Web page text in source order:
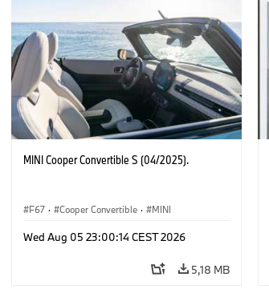
MINI Cooper Convertible S (04/2025).
F67 · Cooper Convertible · MINI
Wed Aug 05 23:00:14 CEST 2026
5,18 MB